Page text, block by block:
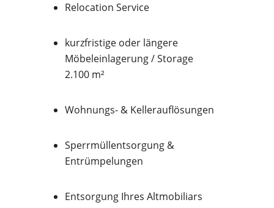
Relocation Service
kurzfristige oder längere
Möbeleinlagerung / Storage
2.100 m²
Wohnungs- & Kellerauflösungen
Sperrmüllentsorgung &
Entrümpelungen
Entsorgung Ihres Altmobiliars